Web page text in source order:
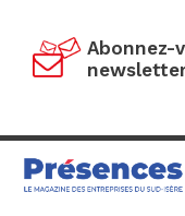
Abonnez-